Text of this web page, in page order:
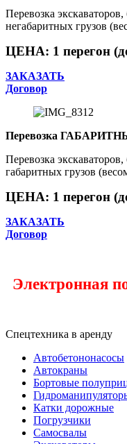
Перевозка
негабаритных грузов
ЦЕНА: 1 перегон
ЗАКАЗАТЬ
Договор
Перевозка
Перевозка
габаритных грузов
ЦЕНА: 1 перегон
ЗАКАЗАТЬ
Договор
Электронная
Спецтехника в аренду
Автобетононасосы
Автокраны
Бортовые
Катки дорожные
Погрузчики
Самосвалы